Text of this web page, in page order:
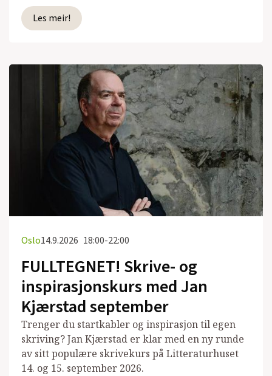
Les meir!
Oslo14.9.2026 18:00-22:00
FULLTEGNET! Skrive- og
inspirasjonskurs med Jan
Kjærstad september
Trenger du startkabler og inspirasjon til egen
skriving? Jan Kjærstad er klar med en ny runde
av sitt populære skrivekurs på Litteraturhuset
14. og 15. september 2026.